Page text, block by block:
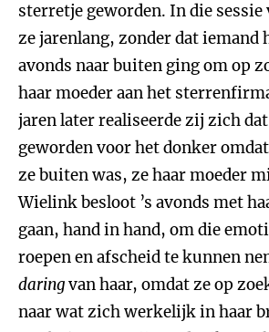
sterretje geworden. In die sessie
ze jarenlang, zonder dat iemand
avonds naar buiten ging om op
haar moeder aan het
jaren later realiseerde zij zich dat
geworden voor het donker
ze buiten was, ze haar moeder
Wielink besloot ’s avonds met
gaan, hand in hand, om die
roepen en afscheid te kunnen
daringvan haar, omdat ze op
naar wat zich werkelijk in haar